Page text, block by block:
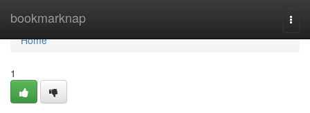
bookmarknap
Home
Home
1